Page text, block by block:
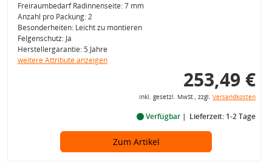
Freiraumbedarf Radinnenseite: 7 mm
Anzahl pro Packung: 2
Besonderheiten: Leicht zu montieren
Felgenschutz: Ja
Herstellergarantie: 5 Jahre
weitere Attribute anzeigen
253,49 €
inkl. gesetzl. MwSt., zzgl. Versandkosten
Verfügbar Lieferzeit: 1-2 Tage
Zum Artikel